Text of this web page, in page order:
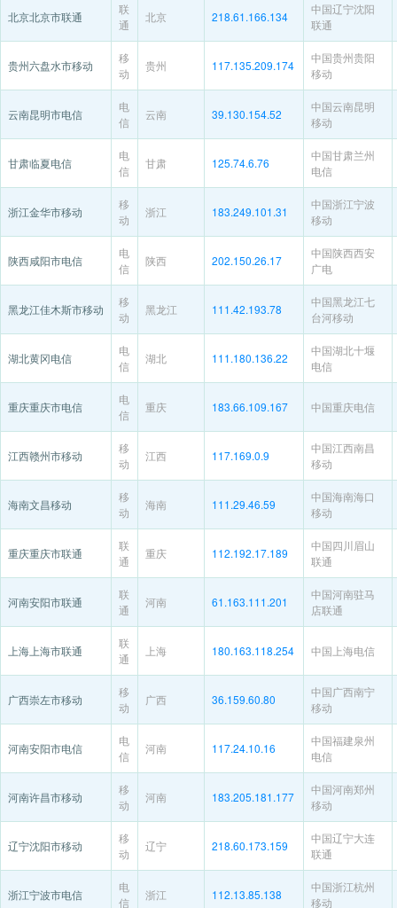
北京北京市联通
联
通
北京 218.61.166.134
中国辽宁沈阳
联通
贵州六盘水市移动
移
动
贵州 117.135.209.174
中国贵州贵阳
移动
云南昆明市电信
电
信
云南 39.130.154.52
中国云南昆明
移动
甘肃临夏电信
电
信
甘肃 125.74.6.76
中国甘肃兰州
电信
浙江金华市移动
移
动
浙江 183.249.101.31
中国浙江宁波
移动
陕西咸阳市电信
电
信
陕西 202.150.26.17
中国陕西西安
广电
黑龙江佳木斯市移动
移
动
黑龙江 111.42.193.78
中国黑龙江七
台河移动
湖北黄冈电信
电
信
湖北 111.180.136.22
中国湖北十堰
电信
重庆重庆市电信
电
信
重庆 183.66.109.167 中国重庆电信
江西赣州市移动
移
动
江西 117.169.0.9
中国江西南昌
移动
海南文昌移动
移
动
海南 111.29.46.59
中国海南海口
移动
重庆重庆市联通
联
通
重庆 112.192.17.189
中国四川眉山
联通
河南安阳市联通
联
通
河南 61.163.111.201
中国河南驻马
店联通
上海上海市联通
联
通
上海 180.163.118.254 中国上海电信
广西崇左市移动
移
动
广西 36.159.60.80
中国广西南宁
移动
河南安阳市电信
电
信
河南 117.24.10.16
中国福建泉州
电信
河南许昌市移动
移
动
河南 183.205.181.177
中国河南郑州
移动
辽宁沈阳市移动
移
动
辽宁 218.60.173.159
中国辽宁大连
联通
浙江宁波市电信
电
信
浙江 112.13.85.138
中国浙江杭州
移动